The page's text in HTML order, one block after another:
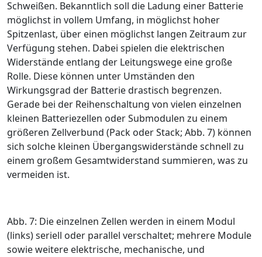
Schweißen. Bekanntlich soll die Ladung einer Batterie
möglichst in vollem Umfang, in möglichst hoher
Spitzenlast, über einen möglichst langen Zeitraum zur
Verfügung stehen. Dabei spielen die elektrischen
Widerstände entlang der Leitungswege eine große
Rolle. Diese können unter Umständen den
Wirkungsgrad der Batterie drastisch begrenzen.
Gerade bei der Reihenschaltung von vielen einzelnen
kleinen Batteriezellen oder Submodulen zu einem
größeren Zellverbund (Pack oder Stack; Abb. 7) können
sich solche kleinen Übergangswiderstände schnell zu
einem großem Gesamtwiderstand summieren, was zu
vermeiden ist.
Abb. 7: Die einzelnen Zellen werden in einem Modul
(links) seriell oder parallel verschaltet; mehrere Module
sowie weitere elektrische, mechanische, und